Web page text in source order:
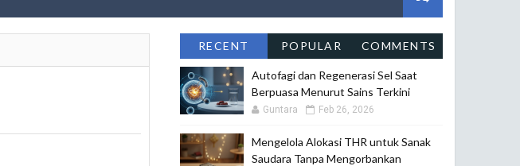
RECENT POPULAR COMMENTS
Autofagi dan Regenerasi Sel Saat
Berpuasa Menurut Sains Terkini
Guntara Feb 26, 2026
Mengelola Alokasi THR untuk Sanak
Saudara Tanpa Mengorbankan